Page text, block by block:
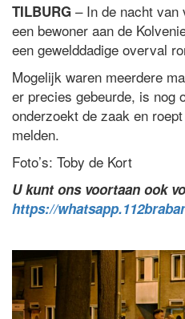
TILBURG – In de nacht van
een bewoner aan de
een gewelddadige overval
Mogelijk waren meerdere
er precies gebeurde, is nog
onderzoekt de zaak en
melden.
Foto’s: Toby de Kort
U kunt ons voortaan ook
https://